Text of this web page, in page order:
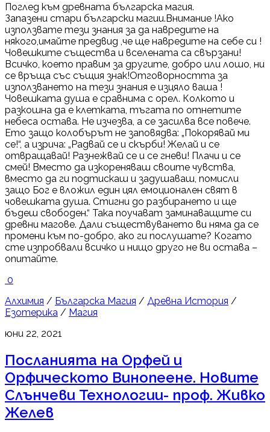
Поглед към древната българска магия.
Запазени стари български магии.Внимание !Ако
използвате тези знания за да навредите на
някого,имайте предвид ,че ще навредите на себе си !
Човешките същества и вселената са свързани!
Всичко, което правим за другите, добро или лошо, ни
се връща със същия знак!Отговорността за
използването на тези знания е изцяло ваша !
Човешката душа е сравнима с орел. Колкото и
разкошна да е клетката, тъгата по отнетите
небеса остава. Не изчезва, а се засилва все повече.
Ето защо колобърът не заповядва: „Покорявай ми
се!“, а изрича: „Радвай се и скърби! Желай и се
отвращавай! Разнежвай се и се гневи! Плачи и се
смей! Вместо да изкореняваш своите чувства,
вместо да ги подтискаш и задушаваш, помисли
защо Бог е вложил един цял емоционален свят в
човешката душа. Стигни до разбирането и ще
бъдеш свободен.“ Така поучават заминаващите си
древни магове. Дали съществуването ви няма да се
промени към по-добро, ако ги послушате? Когато
сте изпробвали всичко и нищо друго не ви остава –
опитайте.
0
Алхимия / Българска Магия / Древна История /
Езотерика / Магия
юни 22, 2021
Посланията на Орфей и
Орфическото Винопеене. Новите
Слънчеви Технологии- проф. Живко
Желев